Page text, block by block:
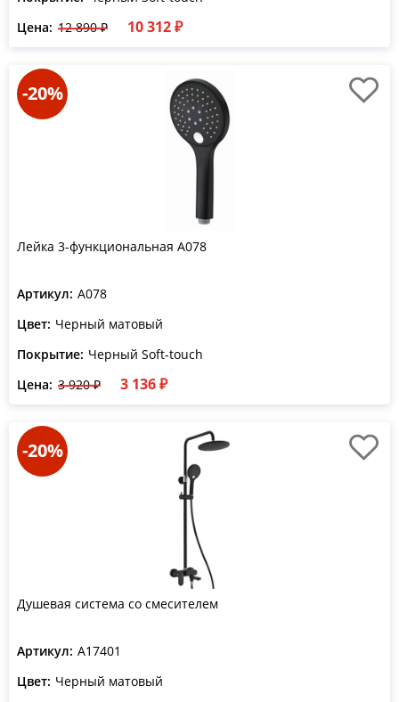
Цена: 12 890 ₽ 10 312 ₽
-20%
Лейка 3-функциональная A078
Артикул: A078
Цвет: Черный матовый
Покрытие: Черный Soft-touch
Цена: 3 920 ₽ 3 136 ₽
-20%
Душевая система со смесителем
Артикул: A17401
Цвет: Черный матовый